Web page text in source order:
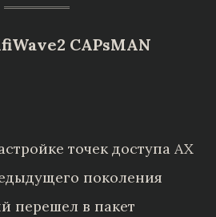
CAPsMAN
точек доступа AX
поколения
перешел в пакет